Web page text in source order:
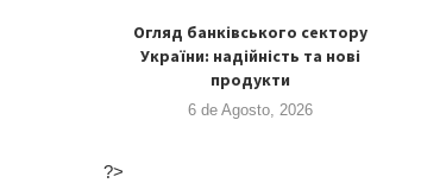
Огляд банківського сектору
України: надійність та нові
продукти
6 de Agosto, 2026
?>